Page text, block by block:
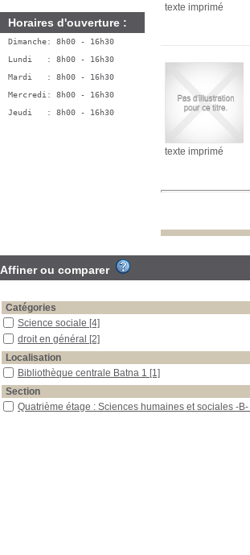
texte imprimé
texte imprimé
Horaires d'ouverture :
Dimanche: 8h00 - 16h30
Lundi   : 8h00 - 16h30
Mardi   : 8h00 - 16h30
Mercredi: 8h00 - 16h30
Jeudi   : 8h00 - 16h30
Affiner ou comparer
Catégories
Science sociale [4]
droit en général [2]
Localisation
Bibliothèque centrale Batna 1 [1]
Section
Quatrième étage : Sciences humaines et sociales -B-